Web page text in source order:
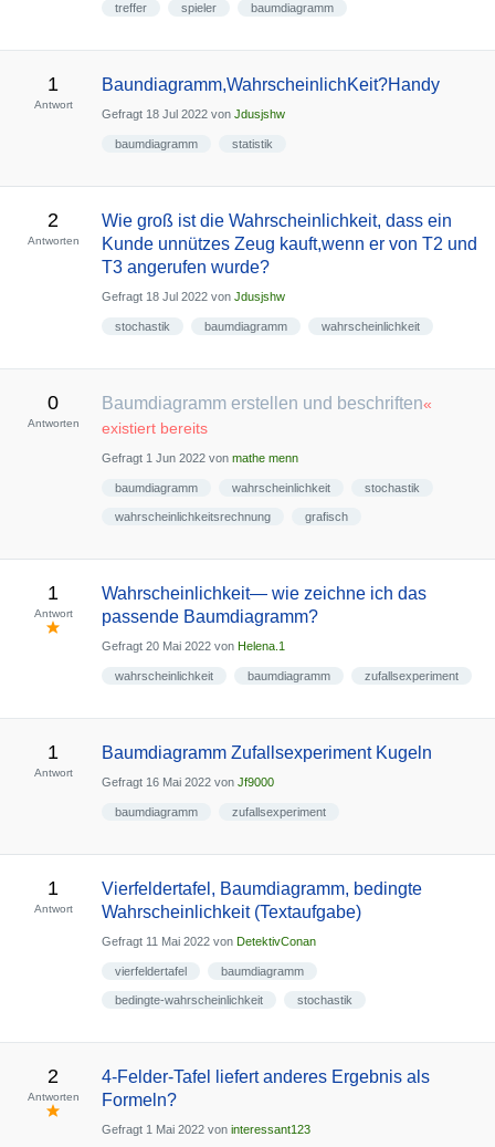
treffer spieler baumdiagramm
1
Antwort
Baundiagramm,WahrscheinlichKeit?Handy
Gefragt 18 Jul 2022 von Jdusjshw
baumdiagramm statistik
2
Antworten
Wie groß ist die Wahrscheinlichkeit, dass ein
Kunde unnützes Zeug kauft,wenn er von T2 und
T3 angerufen wurde?
Gefragt 18 Jul 2022 von Jdusjshw
stochastik baumdiagramm wahrscheinlichkeit
0
Antworten
Baumdiagramm erstellen und beschriften«
existiert bereits
Gefragt 1 Jun 2022 von mathe menn
baumdiagramm wahrscheinlichkeit stochastik
wahrscheinlichkeitsrechnung grafisch
1
Antwort
Wahrscheinlichkeit— wie zeichne ich das
passende Baumdiagramm?
Gefragt 20 Mai 2022 von Helena.1
wahrscheinlichkeit baumdiagramm zufallsexperiment
1
Antwort
Baumdiagramm Zufallsexperiment Kugeln
Gefragt 16 Mai 2022 von Jf9000
baumdiagramm zufallsexperiment
1
Antwort
Vierfeldertafel, Baumdiagramm, bedingte
Wahrscheinlichkeit (Textaufgabe)
Gefragt 11 Mai 2022 von DetektivConan
vierfeldertafel baumdiagramm
bedingte-wahrscheinlichkeit stochastik
2
Antworten
4-Felder-Tafel liefert anderes Ergebnis als
Formeln?
Gefragt 1 Mai 2022 von interessant123